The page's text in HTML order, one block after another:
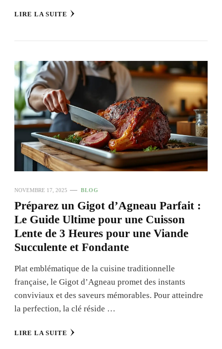
LIRE LA SUITE
NOVEMBRE 17, 2025 BLOG
Préparez un Gigot d’Agneau Parfait :
Le Guide Ultime pour une Cuisson
Lente de 3 Heures pour une Viande
Succulente et Fondante
Plat emblématique de la cuisine traditionnelle
française, le Gigot d’Agneau promet des instants
conviviaux et des saveurs mémorables. Pour atteindre
la perfection, la clé réside …
LIRE LA SUITE